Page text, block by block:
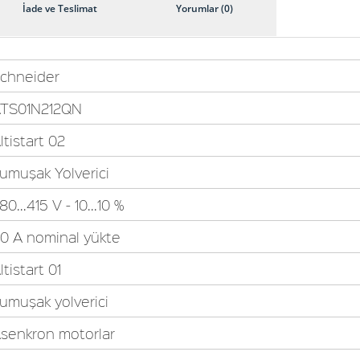
İade ve Teslimat Yorumlar (0)
02
Yolverici
V - 10...10 %
A nominal yükte
01
yolverici
motorlar